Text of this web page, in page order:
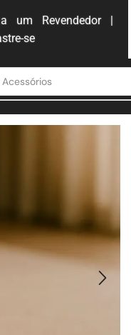
um Revendedor |
se
Moveis para escritório